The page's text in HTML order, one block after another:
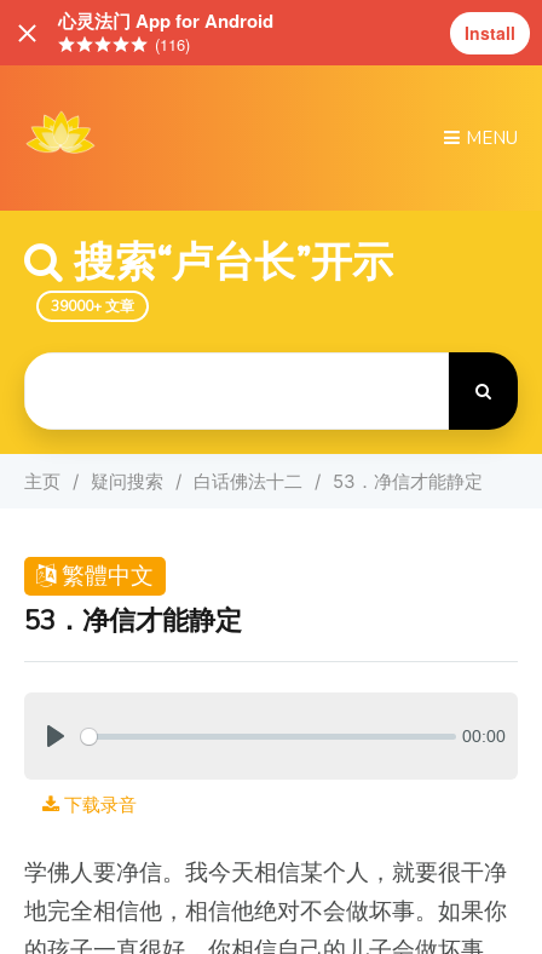
心灵法门 App for Android
(116) Install
MENU
搜索“卢台长”开示
39000+ 文章
主页 疑问搜索 白话佛法十二 53．净信才能静定
繁體中文
53．净信才能静定
00:00
下载录音
学佛人要净信。我今天相信某个人，就要很干净
地完全相信他，相信他绝对不会做坏事。如果你